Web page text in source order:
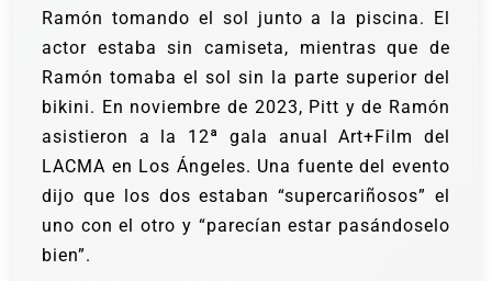
Ramón tomando el sol junto a la piscina. El
actor estaba sin camiseta, mientras que de
Ramón tomaba el sol sin la parte superior del
bikini. En noviembre de 2023, Pitt y de Ramón
asistieron a la 12ª gala anual Art+Film del
LACMA en Los Ángeles. Una fuente del evento
dijo que los dos estaban “supercariñosos” el
uno con el otro y “parecían estar pasándoselo
bien”.